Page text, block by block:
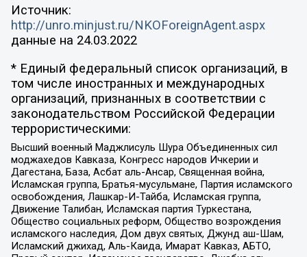
Источник:
http://unro.minjust.ru/NKOForeignAgent.aspx
данные на 24.03.2022
* Единый федеральный список организаций, в
том числе иностранных и международных
организаций, признанных в соответствии с
законодательством Российской Федерации
террористическими:
Высший военный Маджлисуль Шура Объединенных сил
моджахедов Кавказа, Конгресс народов Ичкерии и
Дагестана, База, Асбат аль-Ансар, Священная война,
Исламская группа, Братья-мусульмане, Партия исламского
освобождения, Лашкар-И-Тайба, Исламская группа,
Движение Талибан, Исламская партия Туркестана,
Общество социальных реформ, Общество возрождения
исламского наследия, Дом двух святых, Джунд аш-Шам,
Исламский джихад, Аль-Каида, Имарат Кавказ, АБТО,